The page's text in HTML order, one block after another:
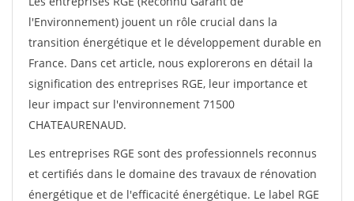
l'Environnement) jouent un rôle crucial dans la
transition énergétique et le développement durable en
France. Dans cet article, nous explorerons en détail la
signification des entreprises RGE, leur importance et
leur impact sur l'environnement 71500
CHATEAURENAUD.
Les entreprises RGE sont des professionnels reconnus
et certifiés dans le domaine des travaux de rénovation
énergétique et de l'efficacité énergétique. Le label RGE